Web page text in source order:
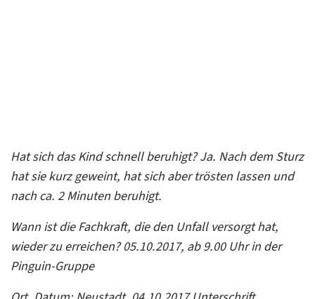
Hat sich das Kind schnell beruhigt? Ja. Nach dem Sturz
hat sie kurz geweint, hat sich aber trösten lassen und
nach ca. 2 Minuten beruhigt.
Wann ist die Fachkraft, die den Unfall versorgt hat,
wieder zu erreichen? 05.10.2017, ab 9.00 Uhr in der
Pinguin-Gruppe